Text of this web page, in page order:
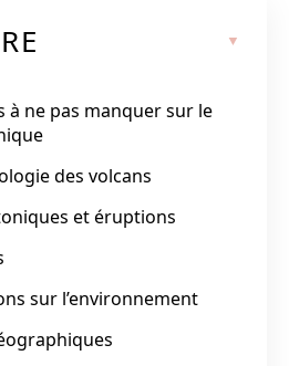
à ne pas manquer sur le
des volcans
et éruptions
sur l’environnement